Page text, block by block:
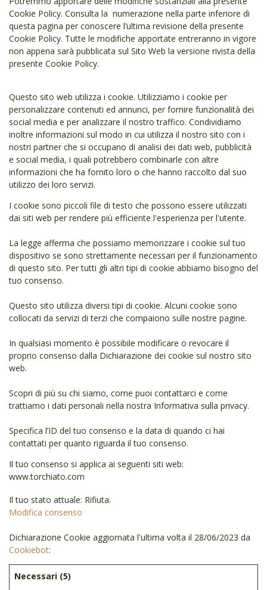
Cookie Policy. Consulta la numerazione nella parte inferiore di
questa pagina per conoscere l’ultima revisione della presente
Cookie Policy. Tutte le modifiche apportate entreranno in vigore
non appena sarà pubblicata sul Sito Web la versione rivista della
presente Cookie Policy.
Questo sito web utilizza i cookie. Utilizziamo i cookie per
personalizzare contenuti ed annunci, per fornire funzionalità dei
social media e per analizzare il nostro traffico. Condividiamo
inoltre informazioni sul modo in cui utilizza il nostro sito con i
nostri partner che si occupano di analisi dei dati web, pubblicità
e social media, i quali potrebbero combinarle con altre
informazioni che ha fornito loro o che hanno raccolto dal suo
utilizzo dei loro servizi.
I cookie sono piccoli file di testo che possono essere utilizzati
dai siti web per rendere più efficiente l'esperienza per l'utente.
La legge afferma che possiamo memorizzare i cookie sul tuo
dispositivo se sono strettamente necessari per il funzionamento
di questo sito. Per tutti gli altri tipi di cookie abbiamo bisogno del
tuo consenso.
Questo sito utilizza diversi tipi di cookie. Alcuni cookie sono
collocati da servizi di terzi che compaiono sulle nostre pagine.
In qualsiasi momento è possibile modificare o revocare il
proprio consenso dalla Dichiarazione dei cookie sul nostro sito
web.
Scopri di più su chi siamo, come puoi contattarci e come
trattiamo i dati personali nella nostra Informativa sulla privacy.
Specifica l’ID del tuo consenso e la data di quando ci hai
contattati per quanto riguarda il tuo consenso.
Il tuo consenso si applica ai seguenti siti web:
www.torchiato.com
Il tuo stato attuale: Rifiuta.
Modifica consenso
Dichiarazione Cookie aggiornata l'ultima volta il 28/06/2023 da
Cookiebot:
Necessari (5)